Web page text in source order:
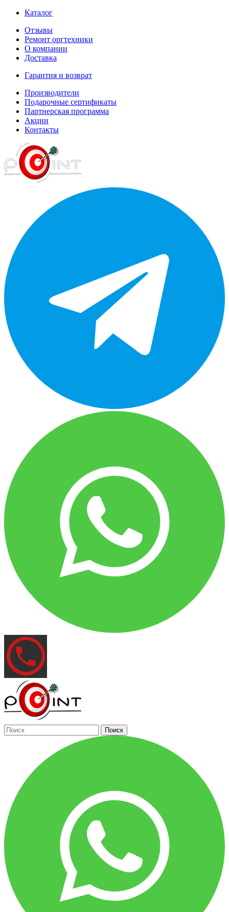
Каталог
Отзывы
Ремонт оргтехники
О компании
Доставка
Гарантия и возврат
Производители
Подарочные сертификаты
Партнерская программа
Акции
Контакты
Поиск